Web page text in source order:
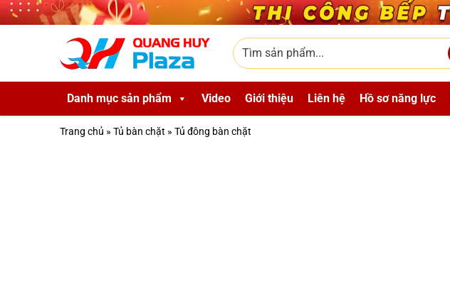
Skip to main content
Tìm sản phẩm
Danh mục sản phẩm Video Giới thiệu Liên hệ Hồ sơ năng lực
Trang chủ » Tủ bàn chặt » Tủ đông bàn chặt